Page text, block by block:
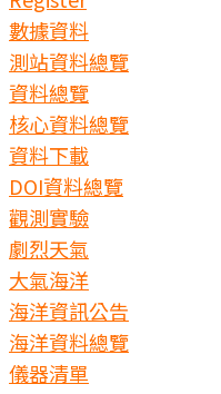
數據資料
測站資料總覽
資料總覽
核心資料總覽
資料下載
DOI資料總覽
觀測實驗
劇烈天氣
大氣海洋
海洋資訊公告
海洋資料總覽
儀器清單